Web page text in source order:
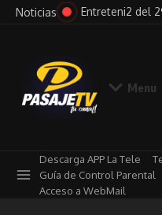
Saltar al contenido
Noticias
2026 Pensando
Menu
Descarga APP La Tele
Guía de Control Parental
Acceso a WebMail